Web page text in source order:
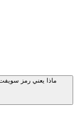
ماذا يعني رمز